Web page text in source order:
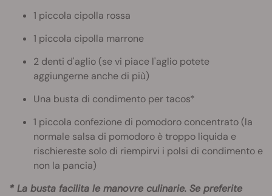
1 piccola cipolla rossa
1 piccola cipolla marrone
2 denti d'aglio (se vi piace l'aglio potete
aggiungerne anche di più)
Una busta di condimento per tacos*
1 piccola confezione di pomodoro concentrato (la
normale salsa di pomodoro è troppo liquida e
rischiereste solo di riempirvi i polsi di condimento e
non la pancia)
* La busta facilita le manovre culinarie. Se preferite